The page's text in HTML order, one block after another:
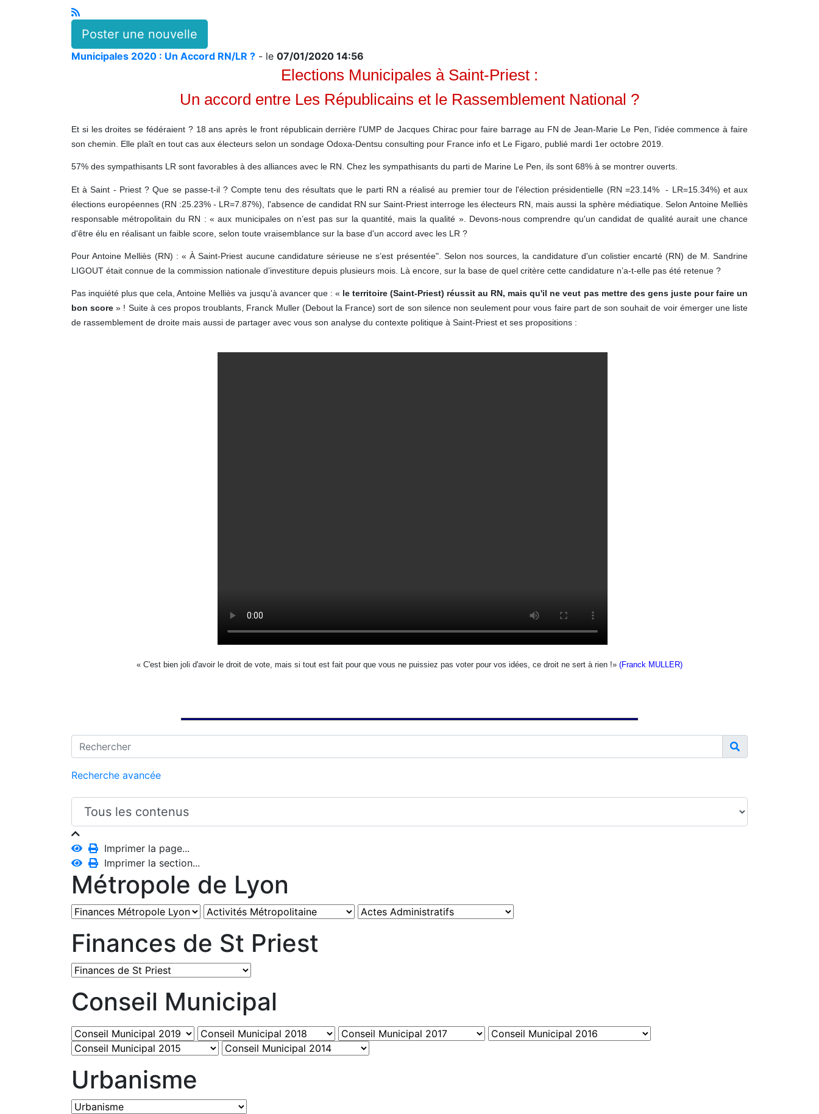
Poster une nouvelle
Municipales 2020 : Un Accord RN/LR ? - le 07/01/2020 14:56
Elections Municipales à Saint-Priest :
Un accord entre Les Républicains et le Rassemblement National ?
Et si les droites se fédéraient ? 18 ans après le front républicain derrière l'UMP de Jacques Chirac pour faire barrage au FN de Jean-Marie Le Pen, l'idée commence à faire
son chemin. Elle plaît en tout cas aux électeurs selon un sondage Odoxa-Dentsu consulting pour France info et Le Figaro, publié mardi 1er octobre 2019.
57% des sympathisants LR sont favorables à des alliances avec le RN. Chez les sympathisants du parti de Marine Le Pen, ils sont 68% à se montrer ouverts.
Et à Saint - Priest ? Que se passe-t-il ? Compte tenu des résultats que le parti RN a réalisé au premier tour de l'élection présidentielle (RN =23.14% - LR=15.34%) et aux
élections européennes (RN :25.23% - LR=7.87%), l'absence de candidat RN sur Saint-Priest interroge les électeurs RN, mais aussi la sphère médiatique. Selon Antoine Melliès
responsable métropolitain du RN : « aux municipales on n’est pas sur la quantité, mais la qualité ». Devons-nous comprendre qu'un candidat de qualité aurait une chance
d'être élu en réalisant un faible score, selon toute vraisemblance sur la base d'un accord avec les LR ?
Pour Antoine Melliès (RN) : « À Saint-Priest aucune candidature sérieuse ne s’est présentée". Selon nos sources, la candidature d'un colistier encarté (RN) de M. Sandrine
LIGOUT était connue de la commission nationale d’investiture depuis plusieurs mois. Là encore, sur la base de quel critère cette candidature n’a-t-elle pas été retenue ?
Pas inquiété plus que cela, Antoine Melliès va jusqu'à avancer que : « le territoire (Saint-Priest) réussit au RN, mais qu'il ne veut pas mettre des gens juste pour faire un
bon score » ! Suite à ces propos troublants, Franck Muller (Debout la France) sort de son silence non seulement pour vous faire part de son souhait de voir émerger une liste
de rassemblement de droite mais aussi de partager avec vous son analyse du contexte politique à Saint-Priest et ses propositions :
« C'est bien joli d'avoir le droit de vote, mais si tout est fait pour que vous ne puissiez pas voter pour vos idées, ce droit ne sert à rien !» (Franck MULLER)
Recherche avancée
Imprimer la page...
Imprimer la section...
Métropole de Lyon
Finances de St Priest
Conseil Municipal
Urbanisme